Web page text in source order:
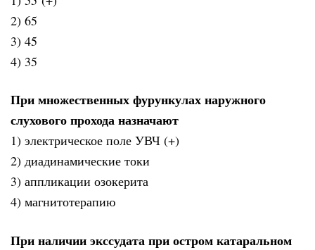
2) 65
3) 45
4) 35
При множественных фурункулах наружного
слухового прохода назначают
1) электрическое поле УВЧ (+)
2) диадинамические токи
3) аппликации озокерита
4) магнитотерапию
При наличии экссудата при остром катаральном